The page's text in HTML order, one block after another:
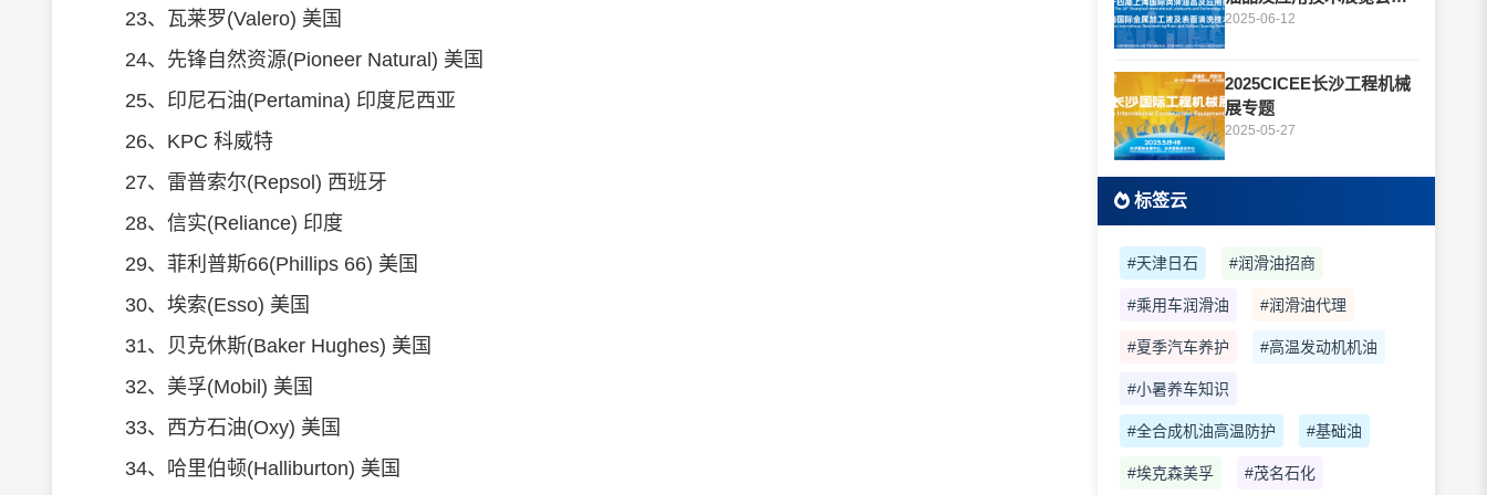
23、瓦莱罗(Valero) 美国
24、先锋自然资源(Pioneer Natural) 美国
25、印尼石油(Pertamina) 印度尼西亚
26、KPC 科威特
27、雷普索尔(Repsol) 西班牙
28、信实(Reliance) 印度
29、菲利普斯66(Phillips 66) 美国
30、埃索(Esso) 美国
31、贝克休斯(Baker Hughes) 美国
32、美孚(Mobil) 美国
33、西方石油(Oxy) 美国
34、哈里伯顿(Halliburton) 美国
题
2025-06-12
2025CICEE长沙工程机械
展专题
2025-05-27
标签云
#天津日石 #润滑油招商
#乘用车润滑油 #润滑油代理
#夏季汽车养护 #高温发动机机油
#小暑养车知识
#全合成机油高温防护 #基础油
#埃克森美孚 #茂名石化